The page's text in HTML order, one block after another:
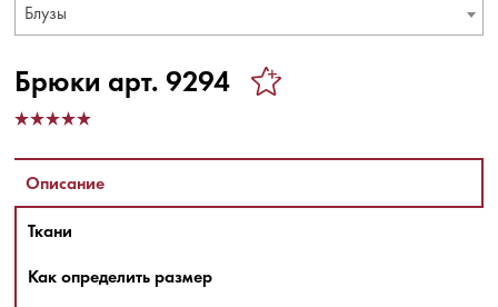
Блузы
Брюки арт. 9294
Описание
Ткани
Как определить размер